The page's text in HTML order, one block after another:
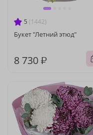
5 (1442)
Букет "Летний этюд"
8 730 ₽